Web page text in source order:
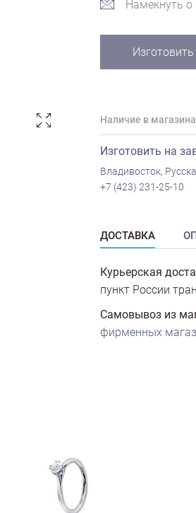
Намекнуть о
Наличие в
Изготовить на
Владивосток,
+7 (423) 231-25-10
ДОСТАВКА
Курьерская
пункт России
Самовывоз из
фирменных